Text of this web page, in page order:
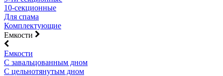
10-секционные
Для спама
Комплектующие
Емкости
Емкости
С завальцованным дном
С цельнотянутым дном